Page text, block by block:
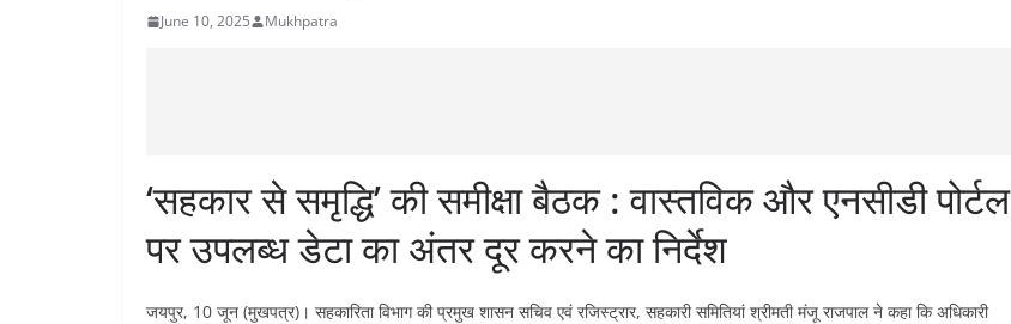
June 10, 2025 Mukhpatra
‘सहकार से समृद्धि’ की समीक्षा बैठक : वास्तविक और एनसीडी पोर्टल
पर उपलब्ध डेटा का अंतर दूर करने का निर्देश
जयपुर, 10 जून (मुखपत्र)। सहकारिता विभाग की प्रमुख शासन सचिव एवं रजिस्ट्रार, सहकारी समितियां श्रीमती मंजू राजपाल ने कहा कि अधिकारी